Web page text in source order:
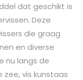
dat geschikt is
Deze
die graag
en diverse
nu langs de
vis kunstaas